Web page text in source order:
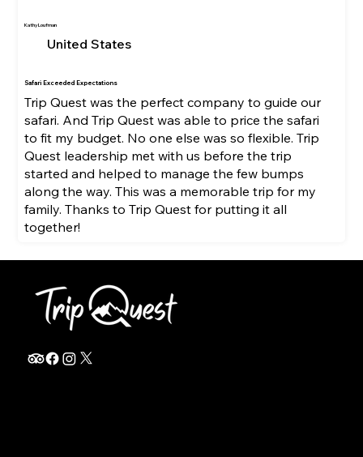
Kathy Loufman
United States
Safari Exceeded Expectations
Trip Quest was the perfect company to guide our
safari. And Trip Quest was able to price the safari
to fit my budget. No one else was so flexible. Trip
Quest leadership met with us before the trip
started and helped to manage the few bumps
along the way. This was a memorable trip for my
family. Thanks to Trip Quest for putting it all
together!